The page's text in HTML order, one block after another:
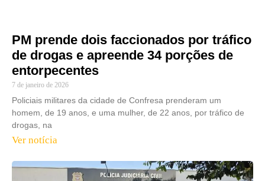
PM prende dois faccionados por tráfico
de drogas e apreende 34 porções de
entorpecentes
7 de janeiro de 2026
Policiais militares da cidade de Confresa prenderam um
homem, de 19 anos, e uma mulher, de 22 anos, por tráfico de
drogas, na
Ver notícia